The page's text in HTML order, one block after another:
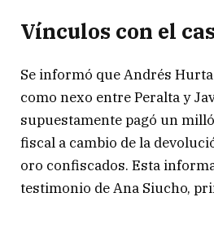
— Autoridad Nacional
2024
Vínculos con el
Se informó que Andrés
como nexo entre Peralta y
supuestamente pagó un
fiscal a cambio de la
oro confiscados. Esta
testimonio de Ana Siucho,